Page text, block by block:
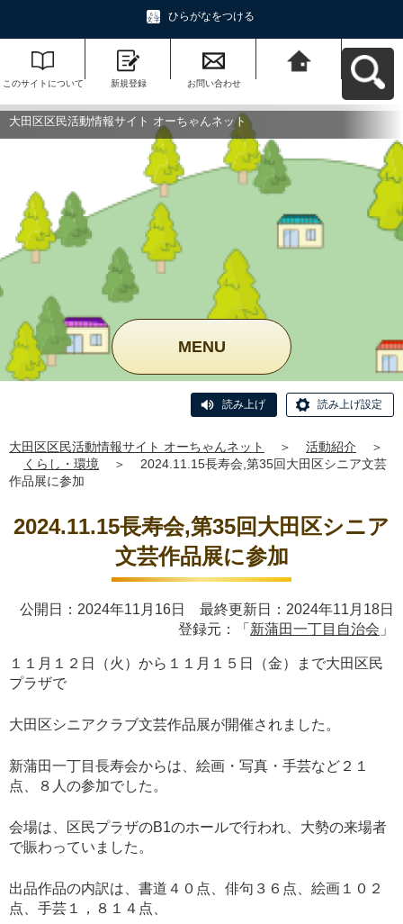
ひらがなをつける
このサイトについて 新規登録 お問い合わせ
ットへ戻る
大田区区民活動情報サイト オーちゃんネット
MENU
読み上げ 読み上げ設定
大田区区民活動情報サイト オーちゃんネット ＞ 活動紹介
＞
くらし・環境
＞
2024.11.15長寿会,第35回大田区シニア文芸
作品展に参加
2024.11.15長寿会,第35回大田区シニア
文芸作品展に参加
公開日：2024年11月16日 最終更新日：2024年11月18日
登録元：「 新蒲田一丁目自治会 」
１１月１２日（火）から１１月１５日（金）まで大田区民
プラザで
大田区シニアクラブ文芸作品展が開催されました。
新蒲田一丁目長寿会からは、絵画・写真・手芸など２１
点、８人の参加でした。
会場は、区民プラザのB1のホールで行われ、大勢の来場者
で賑わっていました。
出品作品の内訳は、書道４０点、俳句３６点、絵画１０２
点、手芸１，８１４点、